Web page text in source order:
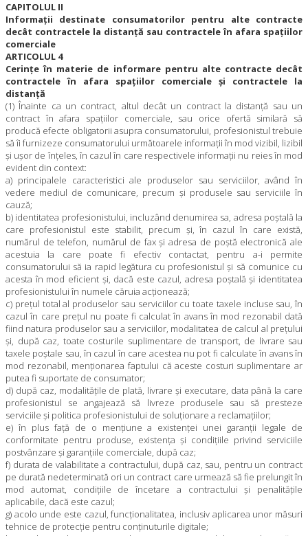
CAPITOLUL II
Informaţii destinate consumatorilor pentru alte contracte
decât contractele la distanţă sau contractele în afara spaţiilor
comerciale
ARTICOLUL 4
Cerinţe în materie de informare pentru alte contracte decât
contractele în afara spaţiilor comerciale şi contractele la
distanţă
(1) Înainte ca un contract, altul decât un contract la distanţă sau un
contract în afara spaţiilor comerciale, sau orice ofertă similară să
producă efecte obligatorii asupra consumatorului, profesionistul trebuie
să îi furnizeze consumatorului următoarele informaţii în mod vizibil, lizibil
şi uşor de înţeles, în cazul în care respectivele informaţii nu reies în mod
evident din context:
a) principalele caracteristici ale produselor sau serviciilor, având în
vedere mediul de comunicare, precum şi produsele sau serviciile în
cauză;
b) identitatea profesionistului, incluzând denumirea sa, adresa poştală la
care profesionistul este stabilit, precum şi, în cazul în care există,
numărul de telefon, numărul de fax şi adresa de poştă electronică ale
acestuia la care poate fi efectiv contactat, pentru a-i permite
consumatorului să ia rapid legătura cu profesionistul şi să comunice cu
acesta în mod eficient şi, dacă este cazul, adresa poştală şi identitatea
profesionistului în numele căruia acţionează;
c) preţul total al produselor sau serviciilor cu toate taxele incluse sau, în
cazul în care preţul nu poate fi calculat în avans în mod rezonabil dată
fiind natura produselor sau a serviciilor, modalitatea de calcul al preţului
şi, după caz, toate costurile suplimentare de transport, de livrare sau
taxele poştale sau, în cazul în care acestea nu pot fi calculate în avans în
mod rezonabil, menţionarea faptului că aceste costuri suplimentare ar
putea fi suportate de consumator;
d) după caz, modalităţile de plată, livrare şi executare, data până la care
profesionistul se angajează să livreze produsele sau să presteze
serviciile şi politica profesionistului de soluţionare a reclamaţiilor;
e) în plus faţă de o menţiune a existenţei unei garanţii legale de
conformitate pentru produse, existenţa şi condiţiile privind serviciile
postvânzare şi garanţiile comerciale, după caz;
f) durata de valabilitate a contractului, după caz, sau, pentru un contract
pe durată nedeterminată ori un contract care urmează să fie prelungit în
mod automat, condiţiile de încetare a contractului şi penalităţile
aplicabile, dacă este cazul;
g) acolo unde este cazul, funcţionalitatea, inclusiv aplicarea unor măsuri
tehnice de protecţie pentru conţinuturile digitale;